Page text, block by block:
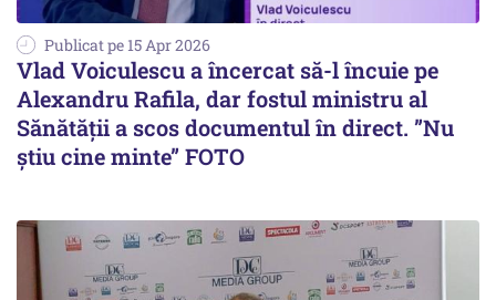
Publicat pe 15 Apr 2026
Vlad Voiculescu a încercat să-l încuie pe
Alexandru Rafila, dar fostul ministru al
Sănătății a scos documentul în direct. ”Nu
știu cine minte” FOTO